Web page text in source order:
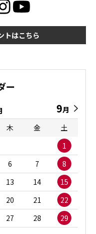
トはこちら
ー
9月
木 金
土
1
6 7
8
13 14
15
20 21
22
27 28
29